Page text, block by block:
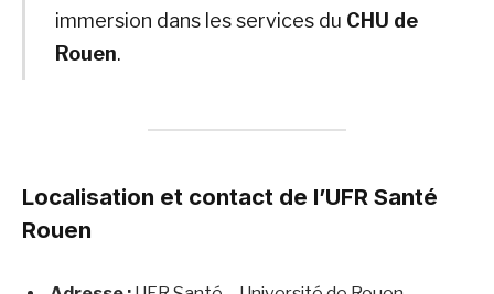
immersion dans les services du CHU de
Rouen.
Localisation et contact de l’UFR Santé
Rouen